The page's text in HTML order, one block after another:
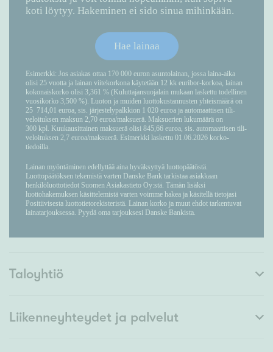
Taloyhtiö
Liikenneyhteydet ja palvelut